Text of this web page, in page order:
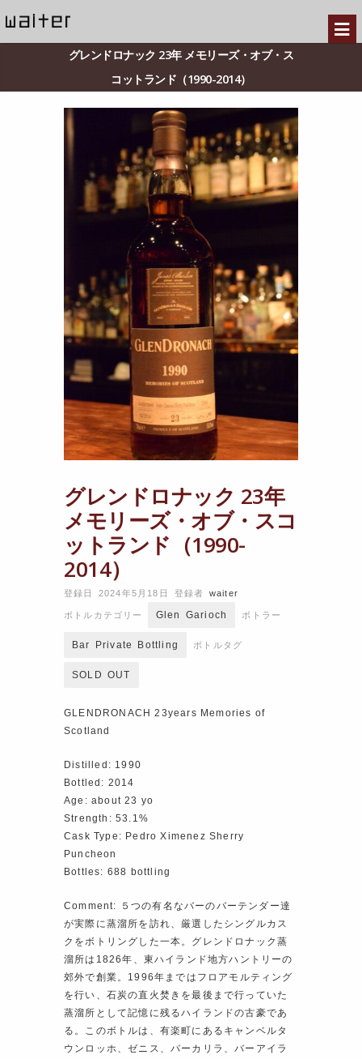
グレンドロナック 23年 メモリーズ・オブ・ス
コットランド（1990-2014）
グレンドロナック 23年
メモリーズ・オブ・スコ
ットランド（1990-
2014）
登録日 2024年5月18日 登録者 waiter
ボトルカテゴリー Glen Garioch ボトラー
Bar Private Bottling ボトルタグ
SOLD OUT
GLENDRONACH 23years Memories of
Scotland
Distilled: 1990
Bottled: 2014
Age: about 23 yo
Strength: 53.1%
Cask Type: Pedro Ximenez Sherry
Puncheon
Bottles: 688 bottling
Comment: ５つの有名なバーのバーテンダー達
が実際に蒸溜所を訪れ、厳選したシングルカス
クをボトリングした一本。グレンドロナック蒸
溜所は1826年、東ハイランド地方ハントリーの
郊外で創業。1996年まではフロアモルティング
を行い、石炭の直火焚きを最後まで行っていた
蒸溜所として記憶に残るハイランドの古豪であ
る。このボトルは、有楽町にあるキャンベルタ
ウンロッホ、ゼニス、バーカリラ、バーアイラ